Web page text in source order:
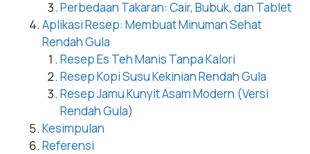
Perbedaan Takaran: Cair, Bubuk, dan Tablet
Aplikasi Resep: Membuat Minuman Sehat
Rendah Gula
Resep Es Teh Manis Tanpa Kalori
Resep Kopi Susu Kekinian Rendah Gula
Resep Jamu Kunyit Asam Modern (Versi
Rendah Gula)
Kesimpulan
Referensi